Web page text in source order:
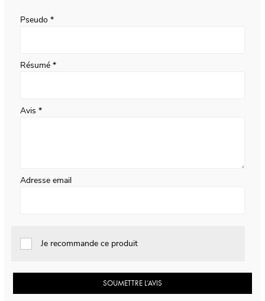
Pseudo
Résumé
Avis
Adresse email
Je recommande ce produit
SOUMETTRE L’AVIS